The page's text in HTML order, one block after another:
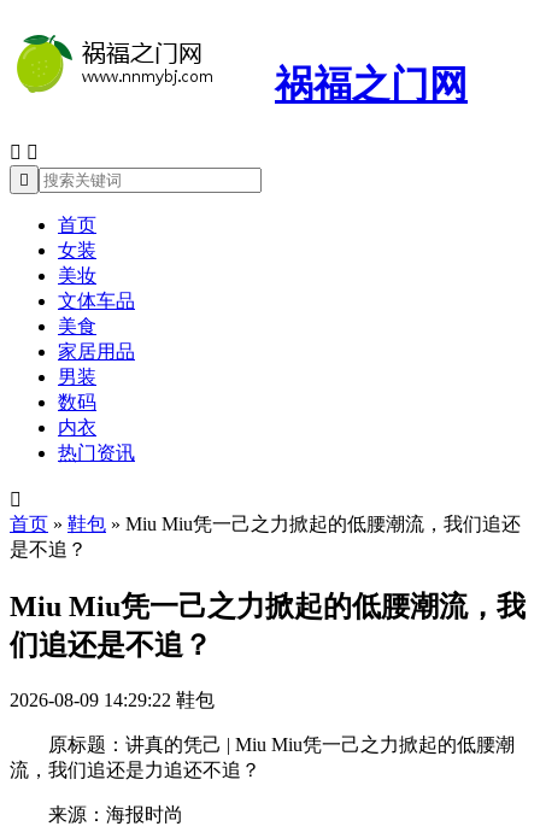
祸福之门网
 

首页
女装
美妆
文体车品
美食
家居用品
男装
数码
内衣
热门资讯

首页 » 鞋包 » Miu Miu凭一己之力掀起的低腰潮流，我们追还
是不追？
Miu Miu凭一己之力掀起的低腰潮流，我
们追还是不追？
2026-08-09 14:29:22 鞋包
原标题：讲真的凭己 | Miu Miu凭一己之力掀起的低腰潮
流，我们追还是力追还不追？
来源：海报时尚